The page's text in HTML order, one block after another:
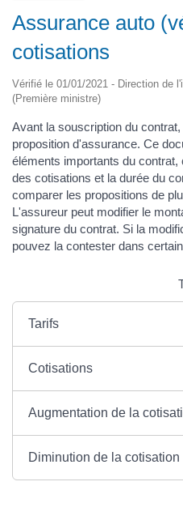
Assurance auto
cotisations
Vérifié le 01/01/2021 - Direction de
(Première ministre)
Avant la souscription du
proposition d'assurance. Ce
éléments importants du contrat,
des cotisations et la durée du
comparer les propositions de
L'assureur peut modifier le
signature du contrat. Si la
pouvez la contester dans
Tarifs
Cotisations
Augmentation de la
Diminution de la cotisation